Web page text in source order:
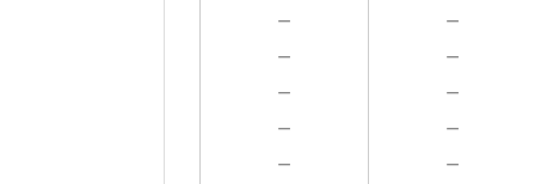
－
－
－
－
－
－
－
－
－
－